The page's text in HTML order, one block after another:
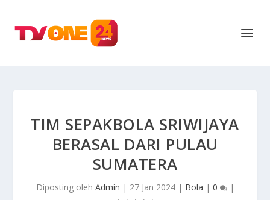
TIM SEPAKBOLA SRIWIJAYA
BERASAL DARI PULAU
SUMATERA
Diposting oleh Admin | 27 Jan 2024| Bola | 0 |